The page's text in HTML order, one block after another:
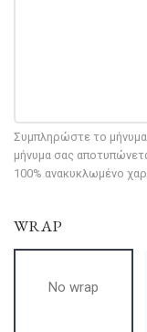
Συμπληρώστε το
μήνυμα σας
100% ανακυκλωμένο
WRAP
No wrap